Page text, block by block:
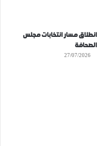
انطلاق مسار انتخابات مجلس
الصحافة
27/07/2026